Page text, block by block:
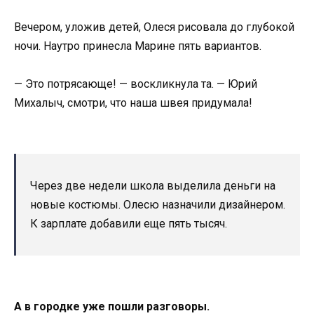
Вечером, уложив детей, Олеся рисовала до глубокой
ночи. Наутро принесла Марине пять вариантов.
— Это потрясающе! — воскликнула та. — Юрий
Михалыч, смотри, что наша швея придумала!
Через две недели школа выделила деньги на
новые костюмы. Олесю назначили дизайнером.
К зарплате добавили еще пять тысяч.
А в городке уже пошли разговоры.